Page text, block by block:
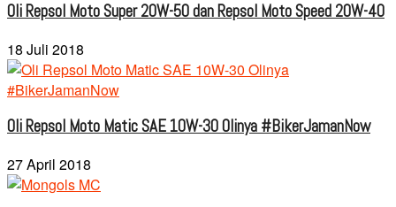
Oli Repsol Moto Super 20W-50 dan Repsol Moto Speed 20W-40
18 Juli 2018
Oli Repsol Moto Matic SAE 10W-30 Olinya #BikerJamanNow
27 April 2018